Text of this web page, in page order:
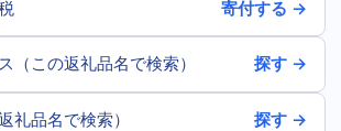
寄付する →
（この返礼品名で検索） 探す →
礼品名で検索） 探す →